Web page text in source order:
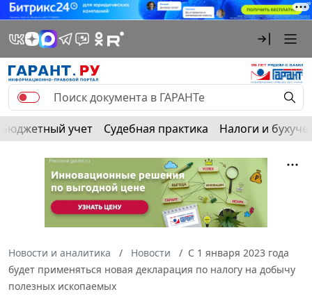
Бюджетный учет Судебная практика Налоги и
Новости и аналитика Новости
С 1 января 2023 года
будет применяться новая декларация по налогу на добычу
полезных ископаемых